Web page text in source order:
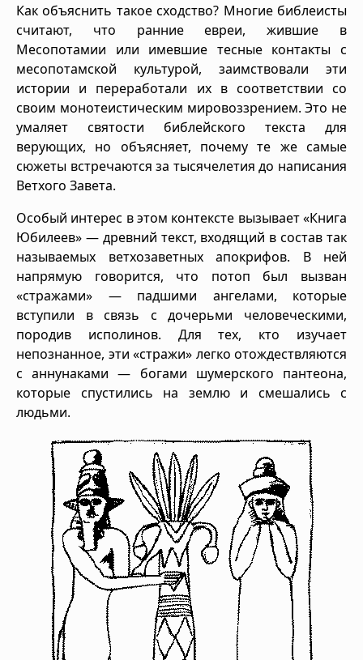
Как объяснить такое сходство? Многие библеисты
считают, что ранние евреи, жившие в
Месопотамии или имевшие тесные контакты с
месопотамской культурой, заимствовали эти
истории и переработали их в соответствии со
своим монотеистическим мировоззрением. Это не
умаляет святости библейского текста для
верующих, но объясняет, почему те же самые
сюжеты встречаются за тысячелетия до написания
Ветхого Завета.
Особый интерес в этом контексте вызывает «Книга
Юбилеев» — древний текст, входящий в состав так
называемых ветхозаветных апокрифов. В ней
напрямую говорится, что потоп был вызван
«стражами» — падшими ангелами, которые
вступили в связь с дочерьми человеческими,
породив исполинов. Для тех, кто изучает
непознанное, эти «стражи» легко отождествляются
с аннунаками — богами шумерского пантеона,
которые спустились на землю и смешались с
людьми.